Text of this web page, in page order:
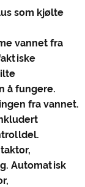
som kjølte
vannet fra
å fungere.
fra vannet.
Automatisk